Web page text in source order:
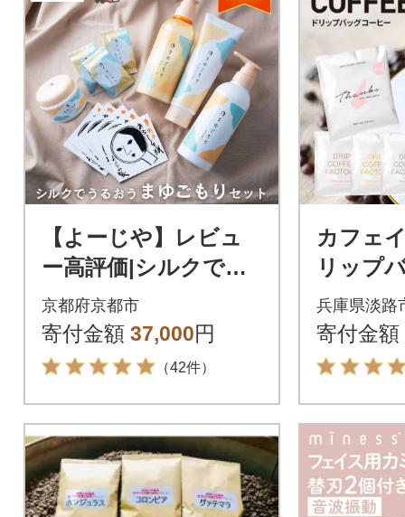
【よーじや】レビュ
ー高評価|シルクでう
るおう《まゆごも
り》セット|京都 コス
メ 人気ブランド ギフ
京都府京都市
寄付金額 37,000円
（42件）
カフェ
リップ
ー 淡路
ット 4
み比べ
兵庫県淡路
寄付金額